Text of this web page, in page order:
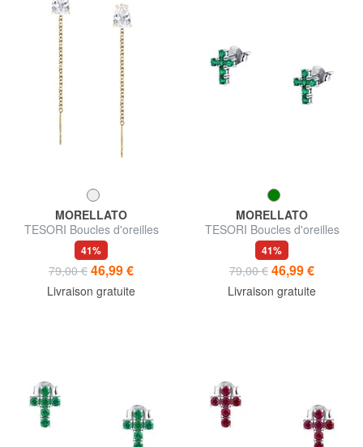
MORELLATO
TESORI Boucles d'oreilles
41%
79,00 € 46,99 €
Livraison gratuite
MORELLATO
TESORI Boucles d'oreilles
41%
79,00 € 46,99 €
Livraison gratuite